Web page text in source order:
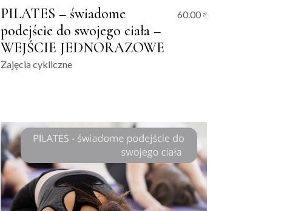
PILATES – świadome
podejście do swojego ciała –
WEJŚCIE JEDNORAZOWE
60.00 zł
Zajęcia cykliczne